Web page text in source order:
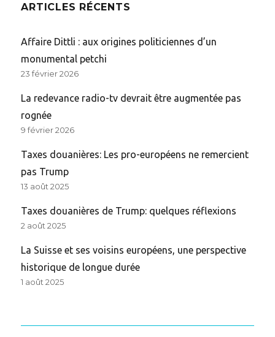
ARTICLES RÉCENTS
Affaire Dittli : aux origines politiciennes d’un
monumental petchi
23 février 2026
La redevance radio-tv devrait être augmentée pas
rognée
9 février 2026
Taxes douanières: Les pro-européens ne remercient
pas Trump
13 août 2025
Taxes douanières de Trump: quelques réflexions
2 août 2025
La Suisse et ses voisins européens, une perspective
historique de longue durée
1 août 2025